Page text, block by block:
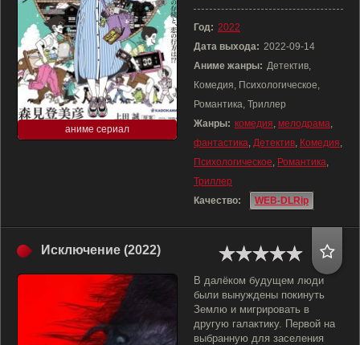
аниме сериал
Год: 2022
Дата выхода: 2022-09-14
Аниме жанры: Детектив,
Комедия, Психологическое,
Романтика, Триллер
Жанры: комедия, мелодрама,
фантастика, Детектив, Комедия,
Психологическое, Романтика,
Триллер
Качество:
WEB-DLRip
Исключение (2022)
В далёком будущем люди
были вынуждены покинуть
Землю и мигрировать в
другую галактику. Первой на
выбранную для заселения